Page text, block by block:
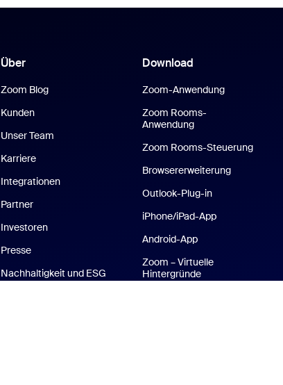
Über
Zoom Blog
Kunden
Unser Team
Karriere
Integrationen
Partner
Investoren
Presse
Nachhaltigkeit und ESG
Download
Zoom-Anwendung
Zoom Rooms-
Anwendung
Zoom Rooms-Steuerung
Browsererweiterung
Outlook-Plug-in
iPhone/iPad-App
Android-App
Zoom – Virtuelle
Hintergründe